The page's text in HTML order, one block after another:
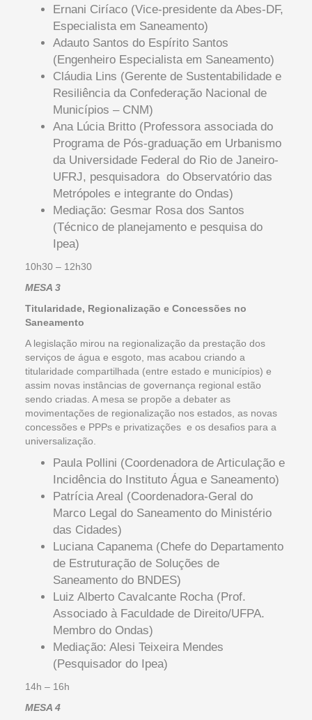
Ernani Ciríaco (Vice-presidente da Abes-DF,
Especialista em Saneamento)
Adauto Santos do Espírito Santos
(Engenheiro Especialista em Saneamento)
Cláudia Lins (Gerente de Sustentabilidade e
Resiliência da Confederação Nacional de
Municípios – CNM)
Ana Lúcia Britto (Professora associada do
Programa de Pós-graduação em Urbanismo
da Universidade Federal do Rio de Janeiro-
UFRJ, pesquisadora do Observatório das
Metrópoles e integrante do Ondas)
Mediação: Gesmar Rosa dos Santos
(Técnico de planejamento e pesquisa do
Ipea)
10h30 – 12h30
MESA 3
Titularidade, Regionalização e Concessões no
Saneamento
A legislação mirou na regionalização da prestação dos
serviços de água e esgoto, mas acabou criando a
titularidade compartilhada (entre estado e municípios) e
assim novas instâncias de governança regional estão
sendo criadas. A mesa se propõe a debater as
movimentações de regionalização nos estados, as novas
concessões e PPPs e privatizações e os desafios para a
universalização.
Paula Pollini (Coordenadora de Articulação e
Incidência do Instituto Água e Saneamento)
Patrícia Areal (Coordenadora-Geral do
Marco Legal do Saneamento do Ministério
das Cidades)
Luciana Capanema (Chefe do Departamento
de Estruturação de Soluções de
Saneamento do BNDES)
Luiz Alberto Cavalcante Rocha (Prof.
Associado à Faculdade de Direito/UFPA.
Membro do Ondas)
Mediação: Alesi Teixeira Mendes
(Pesquisador do Ipea)
14h – 16h
MESA 4